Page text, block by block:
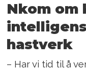
Nkom om
hastverk
– Har vi tid til å